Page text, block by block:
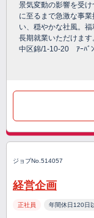
景気変動の影響を受
に至るまで急激な事
い、穏やかな社風。
長期就業いただけま
中区錦/1-10-20 ｱｰﾊﾞ
ジョブNo.514057
経営企画
正社員 年間休日120日